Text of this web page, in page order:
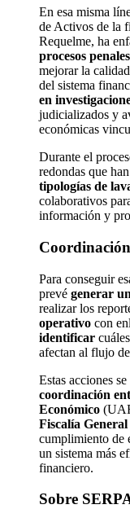
En esa misma
de Activos de la
Requelme, ha
procesos penales
mejorar la
del sistema
en
judicializados y
económicas
Durante el
redondas que
tipologías de
colaborativos
información y
Para conseguir
prevé generar
realizar los
operativo con
identificar
afectan al flujo
Estas acciones
coordinación
Económico
Fiscalía
cumplimiento de
un sistema más
financiero.
Sobre